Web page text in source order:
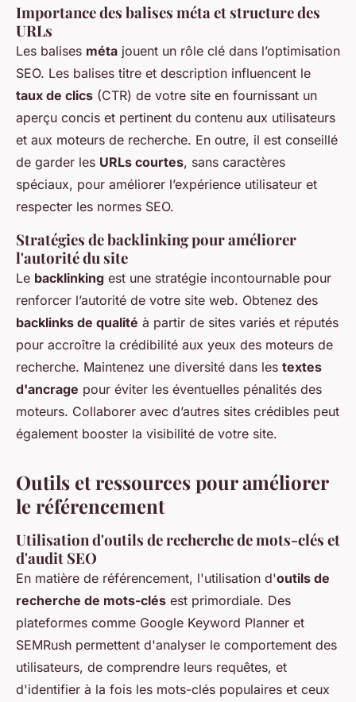
Importance des balises méta et structure des
URLs
Les balises méta jouent un rôle clé dans l’optimisation
SEO. Les balises titre et description influencent le
taux de clics (CTR) de votre site en fournissant un
aperçu concis et pertinent du contenu aux utilisateurs
et aux moteurs de recherche. En outre, il est conseillé
de garder les URLs courtes, sans caractères
spéciaux, pour améliorer l’expérience utilisateur et
respecter les normes SEO.
Stratégies de backlinking pour améliorer
l'autorité du site
Le backlinking est une stratégie incontournable pour
renforcer l’autorité de votre site web. Obtenez des
backlinks de qualité à partir de sites variés et réputés
pour accroître la crédibilité aux yeux des moteurs de
recherche. Maintenez une diversité dans les textes
d'ancrage pour éviter les éventuelles pénalités des
moteurs. Collaborer avec d’autres sites crédibles peut
également booster la visibilité de votre site.
Outils et ressources pour améliorer
le référencement
Utilisation d'outils de recherche de mots-clés et
d'audit SEO
En matière de référencement, l'utilisation d'outils de
recherche de mots-clés est primordiale. Des
plateformes comme Google Keyword Planner et
SEMRush permettent d'analyser le comportement des
utilisateurs, de comprendre leurs requêtes, et
d'identifier à la fois les mots-clés populaires et ceux